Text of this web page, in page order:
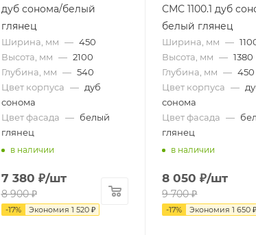
дуб сонома/белый
глянец
Ширина, мм — 450
Высота, мм — 2100
Глубина, мм — 540
Цвет корпуса — дуб
сонома
Цвет фасада — белый
глянец
в наличии
7 380 ₽/шт
8 900₽
-17% Экономия 1 520₽
СМС 1100.1 дуб
белый глянец
Ширина, мм —
Высота, мм — 1380
Глубина, мм — 450
Цвет корпуса —
сонома
Цвет фасада —
глянец
в наличии
8 050 ₽/шт
9 700₽
-17% Экономия 1 650 ₽